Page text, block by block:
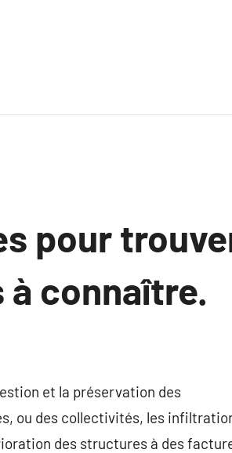
pour
connaître.
et la préservation des
ou des collectivités, les
des structures à des